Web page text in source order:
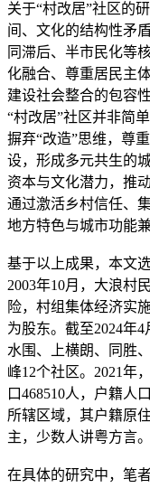
关于“村改居”社区的
间、文化的结构性矛
同滞后、半市民化等
化融合、尊重居民主
建设社会整合的包容
“村改居”社区并非简
摒弃“改造”思维，尊
设，形成多元共生的
资本与文化潜力，推
通过激活乡村信任、
地方特色与城市功能
基于以上成果，本文
2003年10月，大浪村
险，村组集体经济实
为股东。截至2024年
水围、上横朗、同胜
峰12个社区。2021年
口468510人，户籍人
所辖区域，其户籍原
主，少数人讲粤方言。
在具体的研究中，笔